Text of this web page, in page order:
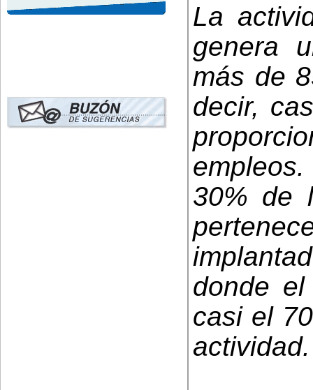
La
genera
más de
decir,
30% de
donde el
casi el
actividad.